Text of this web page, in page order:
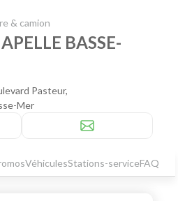
& camion
BASSE-
Pasteur,
Mer
VéhiculesStations-serviceFAQ